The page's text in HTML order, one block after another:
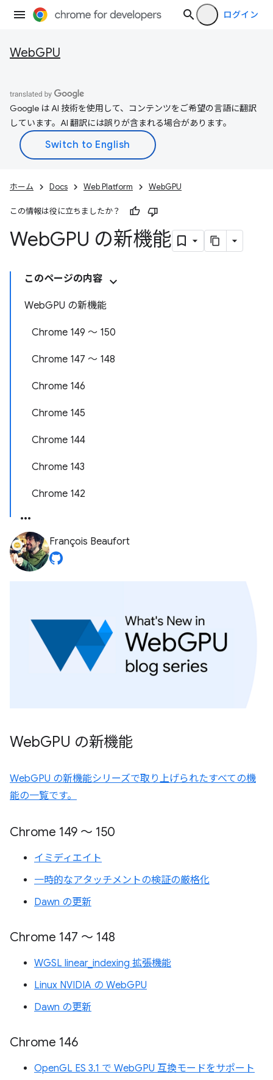
ログイン
WebGPU
Google は AI 技術を使用して、コンテンツをご希望の言語に翻訳
しています。AI 翻訳には誤りが含まれる場合があります。
ホーム Docs Web Platform WebGPU
この情報は役に立ちましたか？
WebGPU の新機能
このページの内容
WebGPU の新機能
Chrome 149 ～ 150
Chrome 147 ～ 148
Chrome 146
Chrome 145
Chrome 144
Chrome 143
Chrome 142
François Beaufort
WebGPU の新機能
WebGPU の新機能シリーズで取り上げられたすべての機
能の一覧です。
Chrome 149 ～ 150
イミディエイト
一時的なアタッチメントの検証の厳格化
Dawn の更新
Chrome 147 ～ 148
WGSL linear_indexing 拡張機能
Linux NVIDIA の WebGPU
Dawn の更新
Chrome 146
OpenGL ES 3.1 で WebGPU 互換モードをサポート